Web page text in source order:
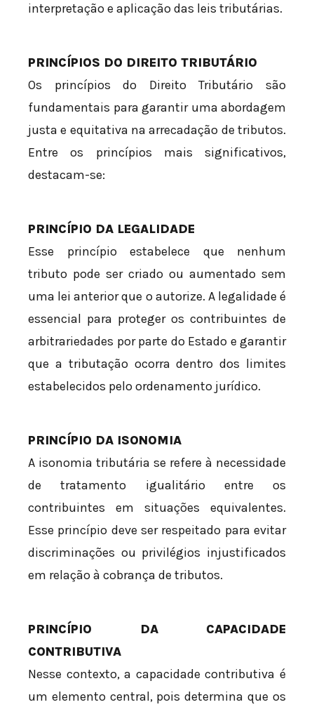
interpretação e aplicação das leis tributárias.
PRINCÍPIOS DO DIREITO TRIBUTÁRIO
Os princípios do Direito Tributário são
fundamentais para garantir uma abordagem
justa e equitativa na arrecadação de tributos.
Entre os princípios mais significativos,
destacam-se:
PRINCÍPIO DA LEGALIDADE
Esse princípio estabelece que nenhum
tributo pode ser criado ou aumentado sem
uma lei anterior que o autorize. A legalidade é
essencial para proteger os contribuintes de
arbitrariedades por parte do Estado e garantir
que a tributação ocorra dentro dos limites
estabelecidos pelo ordenamento jurídico.
PRINCÍPIO DA ISONOMIA
A isonomia tributária se refere à necessidade
de tratamento igualitário entre os
contribuintes em situações equivalentes.
Esse princípio deve ser respeitado para evitar
discriminações ou privilégios injustificados
em relação à cobrança de tributos.
PRINCÍPIO DA CAPACIDADE
CONTRIBUTIVA
Nesse contexto, a capacidade contributiva é
um elemento central, pois determina que os